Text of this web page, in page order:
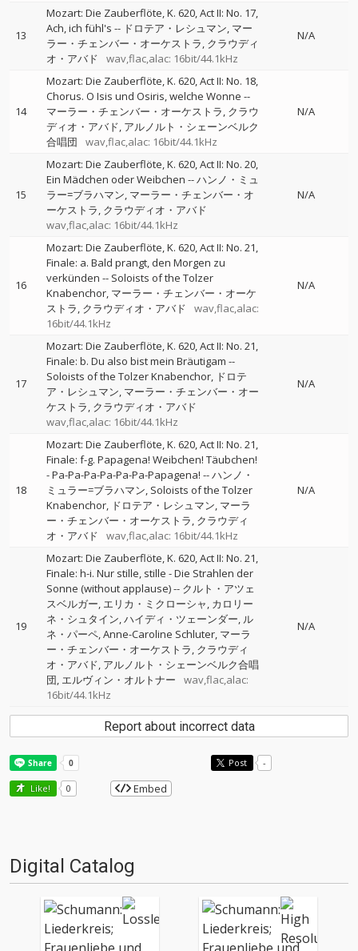
13
Mozart: Die Zauberflöte, K. 620, Act II: No. 17,
Ach, ich fühl's -- ドロテア・レシュマン マー
ラー・チェンバー・オーケストラ クラウディ
オ・アバド
wav,flac,alac: 16bit/44.1kHz
N/A
14
Mozart: Die Zauberflöte, K. 620, Act II: No. 18,
Chorus. O Isis und Osiris, welche Wonne --
マーラー・チェンバー・オーケストラ クラウ
ディオ・アバド アルノルト・シェーンベルク
合唱団
wav,flac,alac: 16bit/44.1kHz
N/A
15
Mozart: Die Zauberflöte, K. 620, Act II: No. 20,
Ein Mädchen oder Weibchen --ハンノ・ミュ
ラー=ブラハマン マーラー・チェンバー・オ
ーケストラ クラウディオ・アバド
wav,flac,alac: 16bit/44.1kHz
N/A
16
Mozart: Die Zauberflöte, K. 620, Act II: No. 21,
Finale: a. Bald prangt, den Morgen zu
verkünden -- Soloists of the Tolzer
Knabenchor マーラー・チェンバー・オーケ
ストラ クラウディオ・アバド
wav,flac,alac:
16bit/44.1kHz
N/A
17
Mozart: Die Zauberflöte, K. 620, Act II: No. 21,
Finale: b. Du also bist mein Bräutigam --
Soloists of the Tolzer Knabenchor ドロテ
ア・レシュマン マーラー・チェンバー・オー
ケストラ クラウディオ・アバド
wav,flac,alac: 16bit/44.1kHz
N/A
18
Mozart: Die Zauberflöte, K. 620, Act II: No. 21,
Finale: f-g. Papagena! Weibchen! Täubchen!
- Pa-Pa-Pa-Pa-Pa-Pa-Papagena! --ハンノ・
ミュラー=ブラハマン Soloists of the Tolzer
Knabenchor ドロテア・レシュマン マーラ
ー・チェンバー・オーケストラ クラウディ
オ・アバド
wav,flac,alac: 16bit/44.1kHz
N/A
19
Mozart: Die Zauberflöte, K. 620, Act II: No. 21,
Finale: h-i. Nur stille, stille - Die Strahlen der
Sonne (without applause)-- クルト・アツェ
スベルガー エリカ・ミクローシャ カロリー
ネ・シュタイン ハイディ・ツェーンダー ル
ネ・パーペ Anne-Caroline Schluter マーラ
ー・チェンバー・オーケストラ クラウディ
オ・アバド アルノルト・シェーンベルク合唱
団 エルヴィン・オルトナー
wav,flac,alac:
16bit/44.1kHz
N/A
Report about incorrect data
Post -
Like! 0 Embed
Digital Catalog